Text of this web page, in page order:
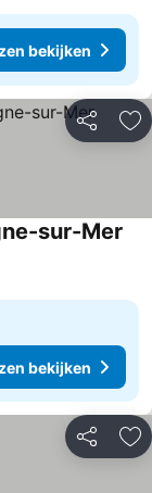
bekijken
Delen
sur-Mer
bekijken
Delen